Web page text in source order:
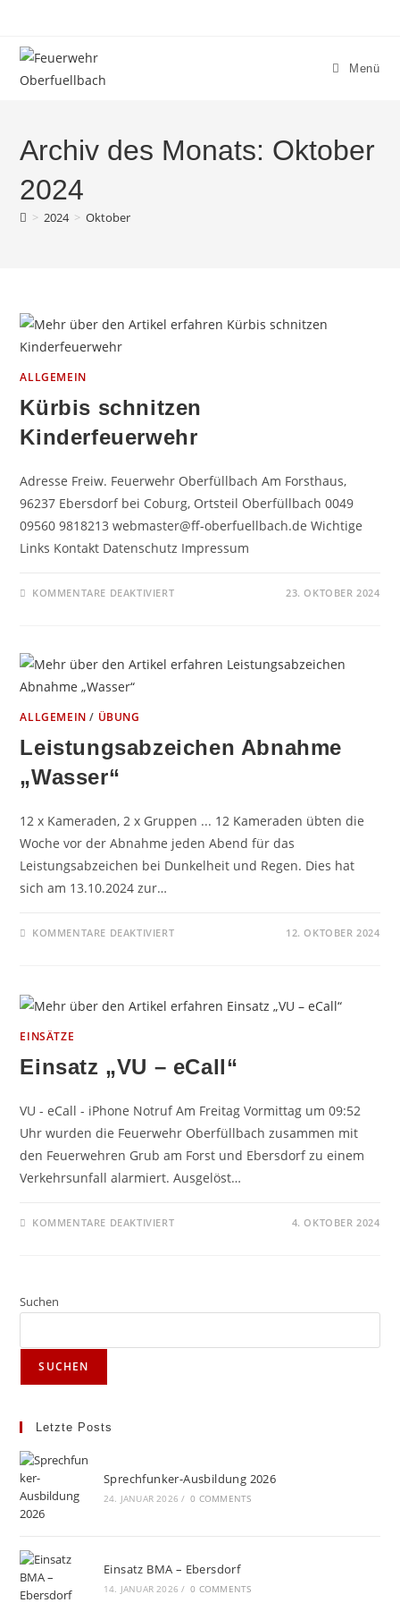
springen
Menü
Archiv des Monats: Oktober
2024
> 2024 > Oktober
ALLGEMEIN
Kürbis schnitzen
Kinderfeuerwehr
Adresse Freiw. Feuerwehr Oberfüllbach Am Forsthaus,
96237 Ebersdorf bei Coburg, Ortsteil Oberfüllbach 0049
09560 9818213 webmaster@ff-oberfuellbach.de Wichtige
Links Kontakt Datenschutz Impressum
KOMMENTARE DEAKTIVIERTFÜR 23. OKTOBER 2024
ALLGEMEIN / ÜBUNG
Leistungsabzeichen Abnahme
„Wasser“
12 x Kameraden, 2 x Gruppen ... 12 Kameraden übten die
Woche vor der Abnahme jeden Abend für das
Leistungsabzeichen bei Dunkelheit und Regen. Dies hat
sich am 13.10.2024 zur…
KOMMENTARE DEAKTIVIERTFÜR 12. OKTOBER 2024
EINSÄTZE
Einsatz „VU – eCall“
VU - eCall - iPhone Notruf Am Freitag Vormittag um 09:52
Uhr wurden die Feuerwehr Oberfüllbach zusammen mit
den Feuerwehren Grub am Forst und Ebersdorf zu einem
Verkehrsunfall alarmiert. Ausgelöst…
KOMMENTARE DEAKTIVIERTFÜR 4. OKTOBER 2024
Suchen
SUCHEN
Letzte Posts
Sprechfunker-Ausbildung 2026
24. JANUAR 2026 / 0 COMMENTS
Einsatz BMA – Ebersdorf
14. JANUAR 2026 / 0 COMMENTS